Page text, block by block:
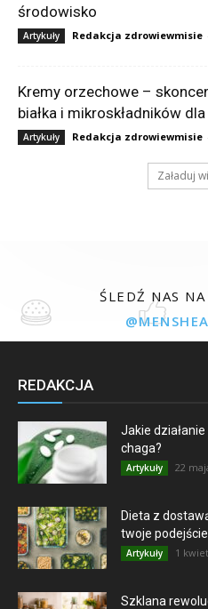
środowisko
Artykuły Redakcja zdrowiewmisie
Kremy orzechowe –
białka i mikroskładników
Artykuły Redakcja zdrowiewmisie
Załaduj
ŚLEDŹ NAS
REDAKCJA
Jakie
chaga?
Artykuły 22
Dieta z
twoje podejście
Artykuły 1
Szklana